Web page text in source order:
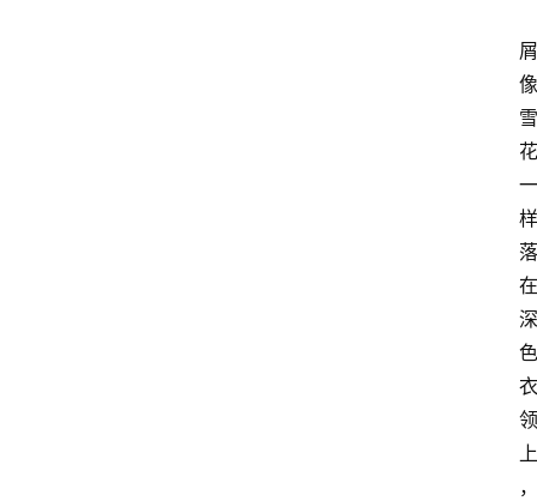
屑
像
雪
花
一
样
落
在
深
色
衣
领
上
，